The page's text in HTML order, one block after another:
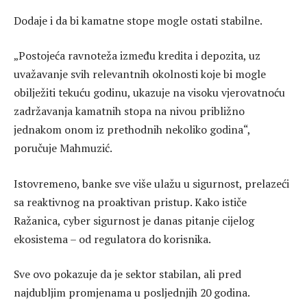
Dodaje i da bi kamatne stope mogle ostati stabilne.
„Postojeća ravnoteža između kredita i depozita, uz
uvažavanje svih relevantnih okolnosti koje bi mogle
obilježiti tekuću godinu, ukazuje na visoku vjerovatnoću
zadržavanja kamatnih stopa na nivou približno
jednakom onom iz prethodnih nekoliko godina“,
poručuje Mahmuzić.
Istovremeno, banke sve više ulažu u sigurnost, prelazeći
sa reaktivnog na proaktivan pristup. Kako ističe
Ražanica, cyber sigurnost je danas pitanje cijelog
ekosistema – od regulatora do korisnika.
Sve ovo pokazuje da je sektor stabilan, ali pred
najdubljim promjenama u posljednjih 20 godina.